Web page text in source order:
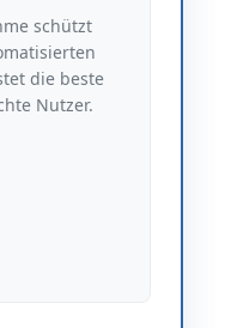
schützt
die beste
Nutzer.